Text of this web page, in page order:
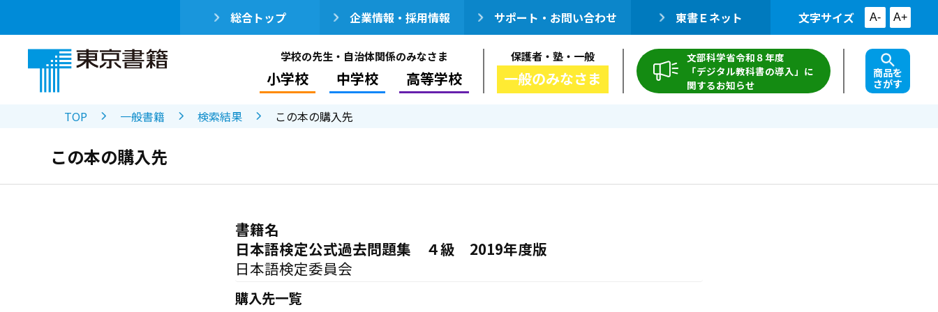
総合トップ 企業情報・採用情報 サポート・お問い合わせ 東書Ｅネット 文字サイズ A- A+
学校の先生・自治体関係のみなさま
小学校 中学校 高等学校
保護者・塾・一般
一般のみなさま
文部科学省令和８年度
「デジタル教科書の導入」に
関するお知らせ
商品を
さがす
TOP 一般書籍 検索結果 この本の購入先
この本の購入先
書籍名
日本語検定公式過去問題集 ４級 2019年度版
日本語検定委員会
購入先一覧